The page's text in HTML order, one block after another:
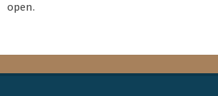
open.